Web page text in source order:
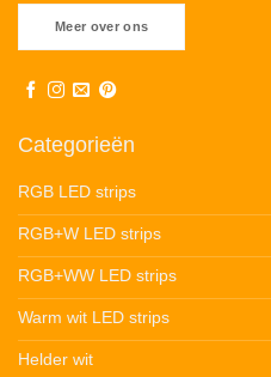
Meer over ons
Categorieën
RGB LED strips
RGB+W LED strips
RGB+WW LED strips
Warm wit LED strips
Helder wit